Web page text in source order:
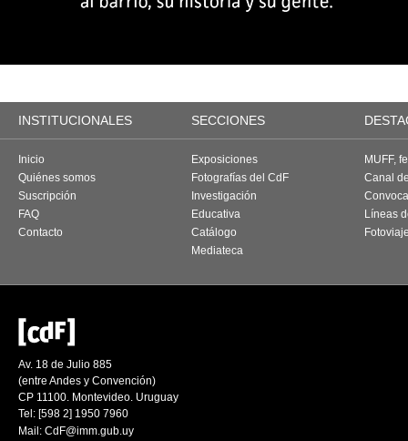
INSTITUCIONALES SECCIONES
Inicio
Quiénes somos
Suscripción
FAQ
Contacto
Exposiciones
Fotografías del CdF
Investigación
Educativa
Catálogo
Mediateca
MUFF,
Canal
Líneas
Av. 18 de Julio 885
(entre Andes y Convención)
CP 11100. Montevideo. Uruguay
Tel: [598 2] 1950 7960
Mail: CdF@imm.gub.uy